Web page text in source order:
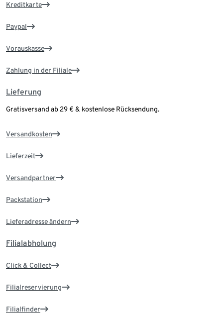
Kreditkarte
Paypal
Vorauskasse
Zahlung in der Filiale
Lieferung
Gratisversand ab 29 € & kostenlose Rücksendung.
Versandkosten
Lieferzeit
Versandpartner
Packstation
Lieferadresse ändern
Filialabholung
Click & Collect
Filialreservierung
Filialfinder